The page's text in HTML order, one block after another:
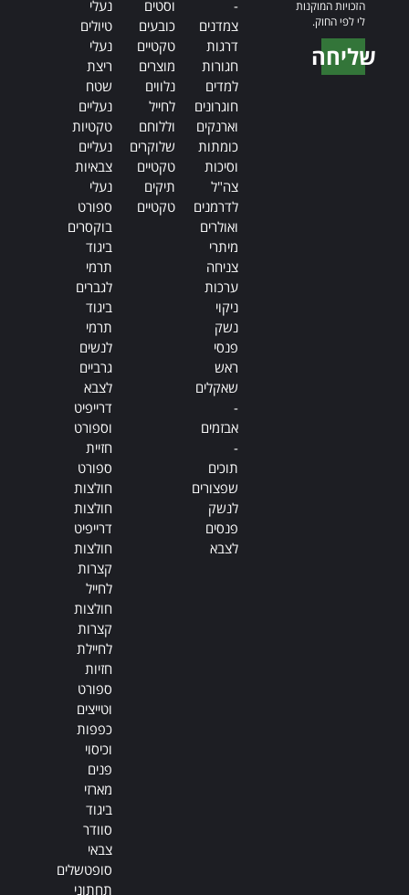
הזכויות המוקנות
לי לפי החוק.
שליחה
-
צמדנים
דרגות
חגורות
למדים
חוגרונים
וארנקים
כומתות
וסיכות
צה"ל
לדרמנים
ואולרים
מיתרי
צניחה
ערכות
ניקוי
נשק
פנסי
ראש
שאקלים
-
אבזמים
-
תוכים
שפצורים
לנשק
פנסים
לצבא
וסטים
כובעים
טקטיים
מוצרים
נלווים
לחייל
וללוחם
שלוקרים
טקטיים
תיקים
טקטיים
נעלי
טיולים
נעלי
ריצת
שטח
נעליים
טקטיות
נעליים
צבאיות
נעלי
ספורט
בוקסרים
ביגוד
תרמי
לגברים
ביגוד
תרמי
לנשים
גרביים
לצבא
דרייפיט
וספורט
חזיית
ספורט
חולצות
חולצות
דרייפיט
חולצות
קצרות
לחייל
חולצות
קצרות
לחיילת
חזיות
ספורט
וטייצים
כפפות
וכיסוי
פנים
מארזי
ביגוד
סוודר
צבאי
סופטשלים
תחתוני